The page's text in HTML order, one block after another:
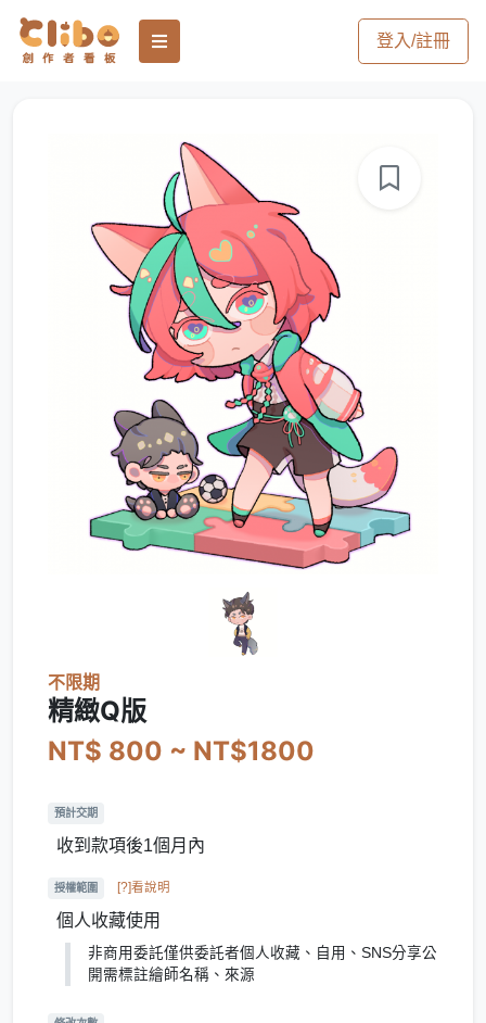
登入/註冊
不限期
精緻Q版
NT$ 800 ~ NT$1800
預計交期
收到款項後1個月內
授權範圍 [?]看說明
個人收藏使用
非商用委託僅供委託者個人收藏、自用、SNS分享公
開需標註繪師名稱、來源